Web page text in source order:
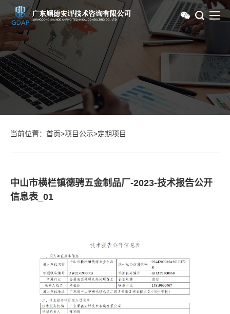
当前位置： 首页>项目公示>定期项目
中山市横栏镇德骋五金制品厂-2023-技术报告公开
信息表_01